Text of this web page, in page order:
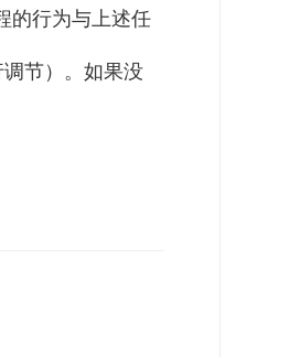
的行为与上述任
节）。如果没